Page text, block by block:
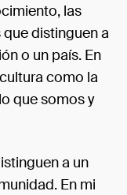
las
distinguen a
o un país. En
como la
que somos y
a un
En mi